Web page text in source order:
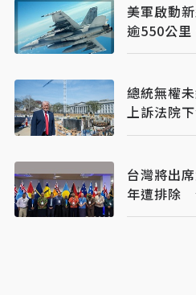
美軍啟動
逾550公
利器
總統無權
上訴法院
宴會廳
台灣將出
年遭排除